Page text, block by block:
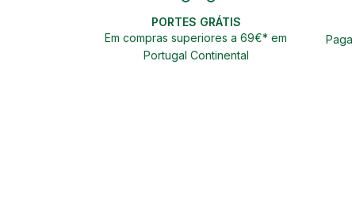
PORTES GRÁTIS
Em compras superiores a 69€* em
Portugal Continental